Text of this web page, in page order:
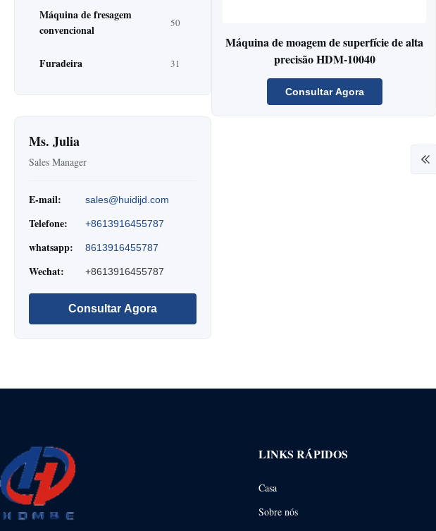
Máquina de fresagem
convencional
50
Furadeira 31
Ms. Julia
Sales Manager
E-mail: sales@huidijd.com
Telefone: +8613916455787
whatsapp: 8613916455787
Wechat: +8613916455787
Consultar Agora
Máquina de moagem de superfície de alta
precisão HDM-10040
Consultar Agora
LINKS RÁPIDOS
Casa
Sobre nós